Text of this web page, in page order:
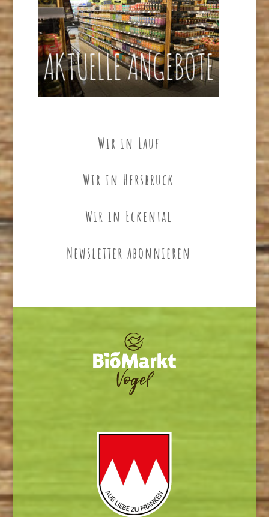
Wir in Lauf
Wir in Hersbruck
Wir in Eckental
Newsletter abonnieren